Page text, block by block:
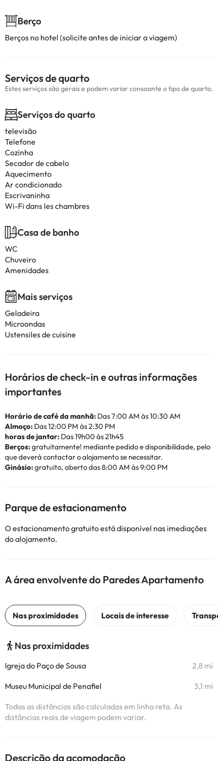
Berço
Berços no hotel (solicite antes de iniciar a viagem)
Serviços de quarto
Estes serviços são gerais e podem variar consoante o tipo de quarto.
Serviços do quarto
televisão
Telefone
Cozinha
Secador de cabelo
Aquecimento
Ar condicionado
Escrivaninha
Wi-Fi dans les chambres
Casa de banho
WC
Chuveiro
Amenidades
Mais serviços
Geladeira
Microondas
Ustensiles de cuisine
Horários de check-in e outras informações
importantes
Horário de café da manhã: Das 7:00 AM às 10:30 AM
Almoço: Das 12:00 PM às 2:30 PM
horas de jantar: Das 19h00 às 21h45
Berços:gratuitamente! mediante pedido e disponibilidade, pelo
que deverá contactar o alojamento se necessitar.
Ginásio:gratuito, aberto das 8:00 AM às 9:00 PM
Parque de estacionamento
O estacionamento gratuito está disponível nas imediações
do alojamento.
A área envolvente do Paredes Apartamento
Nas proximidades
Igreja do Paço de Sousa 2,8 mi
Museu Municipal de Penafiel 3,1 mi
Todas as distâncias são calculadas em linha reta. As
distâncias reais de viagem podem variar.
Descrição da acomodação